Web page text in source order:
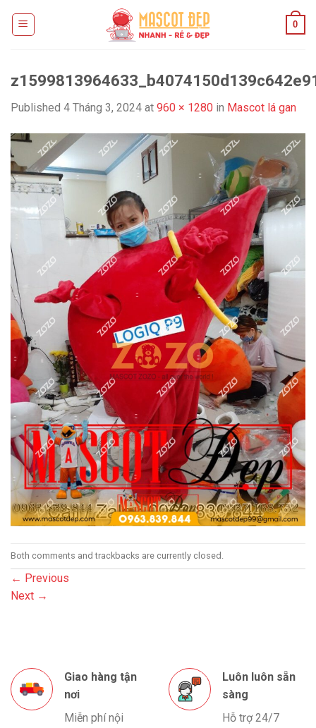
0
Published 4 Tháng 3, 2024 at 960 × 1280 in Mascot lá gan
Both comments and trackbacks are currently closed.
← Previous
Next →
Giao hàng tận
nơi
Miễn phí nội
Luôn luôn sẵn
sàng
Hỗ trợ 24/7